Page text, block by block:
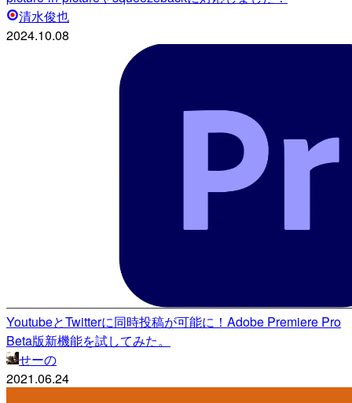
清水俊也
2024.10.08
YoutubeとTwitterに同時投稿が可能に！Adobe Premiere Pro
Beta版新機能を試してみた。
せーの
2021.06.24